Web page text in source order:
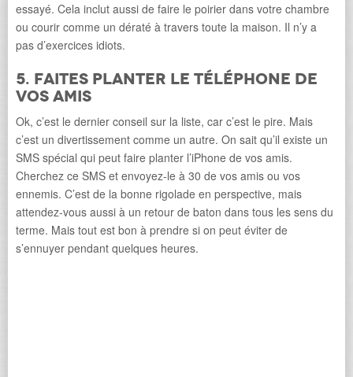
essayé. Cela inclut aussi de faire le poirier dans votre chambre
ou courir comme un dératé à travers toute la maison. Il n’y a
pas d’exercices idiots.
5. Faites planter le téléphone de
vos amis
Ok, c’est le dernier conseil sur la liste, car c’est le pire. Mais
c’est un divertissement comme un autre. On sait qu’il existe un
SMS spécial qui peut faire planter l’iPhone de vos amis.
Cherchez ce SMS et envoyez-le à 30 de vos amis ou vos
ennemis. C’est de la bonne rigolade en perspective, mais
attendez-vous aussi à un retour de baton dans tous les sens du
terme. Mais tout est bon à prendre si on peut éviter de
s’ennuyer pendant quelques heures.